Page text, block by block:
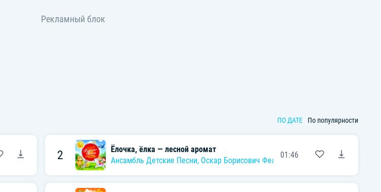
ПО ДАТЕ По популярности
2
Ёлочка, ёлка — лесной аромат
Ансамбль Детские Песни, Оскар Борисович Фельцман
01:46